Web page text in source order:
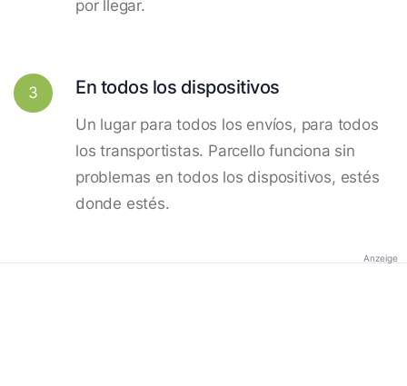
por llegar.
3 En todos los dispositivos
Un lugar para todos los envíos, para todos
los transportistas. Parcello funciona sin
problemas en todos los dispositivos, estés
donde estés.
Anzeige